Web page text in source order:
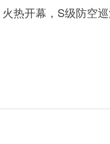
热开幕，S级防空